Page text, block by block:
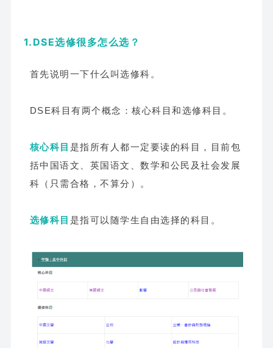
1.DSE选修很多怎么选？
首先说明一下什么叫选修科。
DSE科目有两个概念：核心科目和选修科目。
核心科目 是指所有人都一定要读的科目，目前包
括中国语文、英国语文、数学和公民及社会发展
科（只需合格，不算分）。
选修科目 是指可以随学生自由选择的科目。